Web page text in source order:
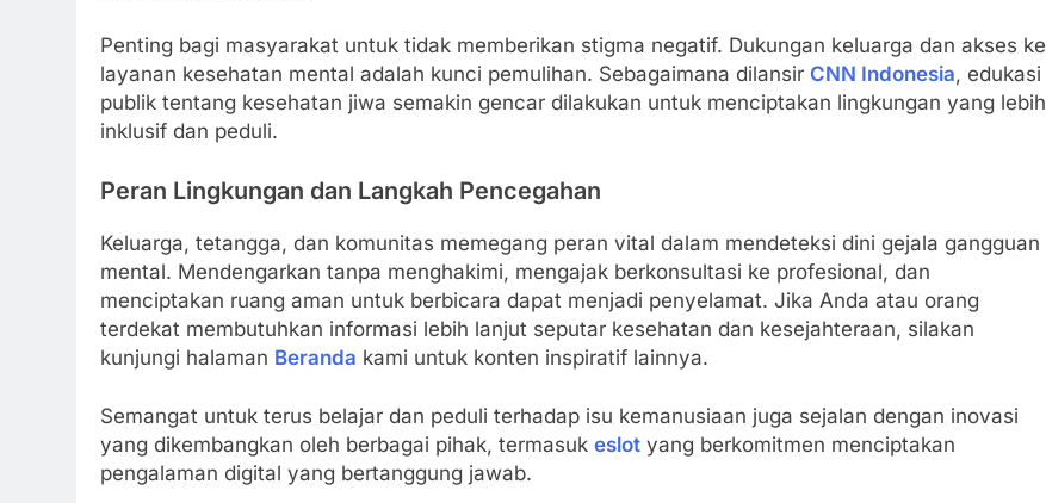
Penting bagi masyarakat untuk tidak memberikan stigma negatif. Dukungan keluarga dan akses ke
layanan kesehatan mental adalah kunci pemulihan. Sebagaimana dilansir CNN Indonesia, edukasi
publik tentang kesehatan jiwa semakin gencar dilakukan untuk menciptakan lingkungan yang lebih
inklusif dan peduli.
Peran Lingkungan dan Langkah Pencegahan
Keluarga, tetangga, dan komunitas memegang peran vital dalam mendeteksi dini gejala gangguan
mental. Mendengarkan tanpa menghakimi, mengajak berkonsultasi ke profesional, dan
menciptakan ruang aman untuk berbicara dapat menjadi penyelamat. Jika Anda atau orang
terdekat membutuhkan informasi lebih lanjut seputar kesehatan dan kesejahteraan, silakan
kunjungi halaman Beranda kami untuk konten inspiratif lainnya.
Semangat untuk terus belajar dan peduli terhadap isu kemanusiaan juga sejalan dengan inovasi
yang dikembangkan oleh berbagai pihak, termasuk eslot yang berkomitmen menciptakan
pengalaman digital yang bertanggung jawab.